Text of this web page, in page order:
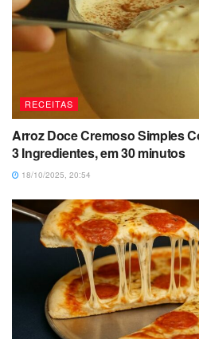
RECEITAS
Arroz Doce Cremoso Simples
3 Ingredientes, em 30 minutos
18/10/2025, 20:54